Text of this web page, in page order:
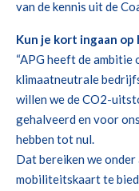
van de kennis uit de
Kun je kort ingaan
“APG heeft de
klimaatneutrale
willen we de CO2-
gehalveerd en voor
hebben tot nul.
Dat bereiken we
mobiliteitskaart te